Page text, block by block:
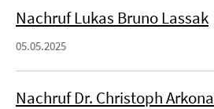
Nachruf Lukas Bruno Lassak
05.05.2025
Nachruf Dr. Christoph Arkona